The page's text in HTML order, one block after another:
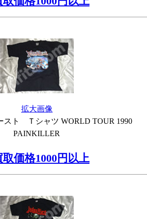
拡大画像
スト Ｔシャツ WORLD TOUR 1990
PAINKILLER